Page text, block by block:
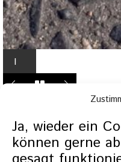
Ja, wieder ein
können gerne
I
n
g
h
t